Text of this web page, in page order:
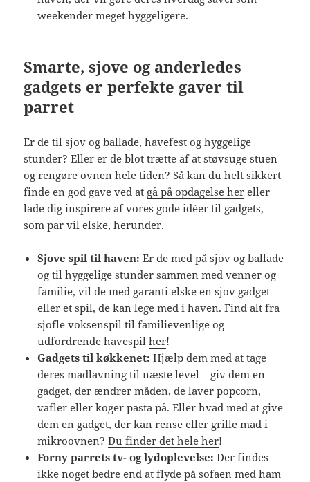
weekender meget hyggeligere.
Smarte, sjove og anderledes
gadgets er perfekte gaver til
parret
Er de til sjov og ballade, havefest og hyggelige
stunder? Eller er de blot trætte af at støvsuge stuen
og rengøre ovnen hele tiden? Så kan du helt sikkert
finde en god gave ved at gå på opdagelse her eller
lade dig inspirere af vores gode idéer til gadgets,
som par vil elske, herunder.
Sjove spil til haven: Er de med på sjov og ballade
og til hyggelige stunder sammen med venner og
familie, vil de med garanti elske en sjov gadget
eller et spil, de kan lege med i haven. Find alt fra
sjofle voksenspil til familievenlige og
udfordrende havespilher!
Gadgets til køkkenet:Hjælp dem med at tage
deres madlavning til næste level – giv dem en
gadget, der ændrer måden, de laver popcorn,
vafler eller koger pasta på. Eller hvad med at give
dem en gadget, der kan rense eller grille mad i
mikroovnen?Du finder det hele her!
Forny parrets tv- og lydoplevelse: Der findes
ikke noget bedre end at flyde på sofaen med ham